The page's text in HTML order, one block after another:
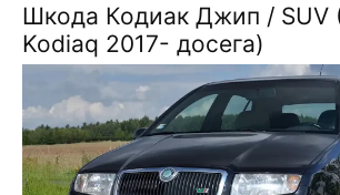
Шкода Кодиак Джип / SUV
Kodiaq 2017- досега)